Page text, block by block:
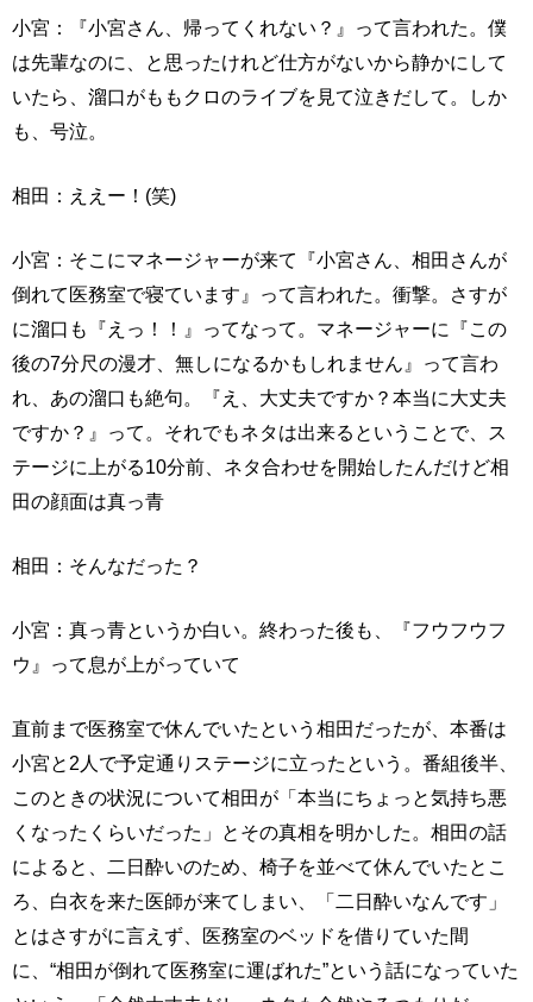
小宮：『小宮さん、帰ってくれない？』って言われた。僕
は先輩なのに、と思ったけれど仕方がないから静かにして
いたら、溜口がももクロのライブを見て泣きだして。しか
も、号泣。
相田：ええー！(笑)
小宮：そこにマネージャーが来て『小宮さん、相田さんが
倒れて医務室で寝ています』って言われた。衝撃。さすが
に溜口も『えっ！！』ってなって。マネージャーに『この
後の7分尺の漫才、無しになるかもしれません』って言わ
れ、あの溜口も絶句。『え、大丈夫ですか？本当に大丈夫
ですか？』って。それでもネタは出来るということで、ス
テージに上がる10分前、ネタ合わせを開始したんだけど相
田の顔面は真っ青
相田：そんなだった？
小宮：真っ青というか白い。終わった後も、『フウフウフ
ウ』って息が上がっていて
直前まで医務室で休んでいたという相田だったが、本番は
小宮と2人で予定通りステージに立ったという。番組後半、
このときの状況について相田が「本当にちょっと気持ち悪
くなったくらいだった」とその真相を明かした。相田の話
によると、二日酔いのため、椅子を並べて休んでいたとこ
ろ、白衣を来た医師が来てしまい、「二日酔いなんです」
とはさすがに言えず、医務室のベッドを借りていた間
に、“相田が倒れて医務室に運ばれた”という話になっていた